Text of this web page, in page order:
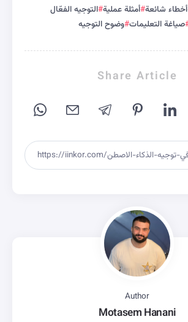
أخطاء شائعة أمثلة عملية التوجيه الفعّال
صياغة التعليمات وضوح التوجيه
Share Article
Author
Motasem Hanani